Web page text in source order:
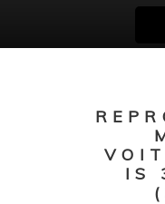
IS